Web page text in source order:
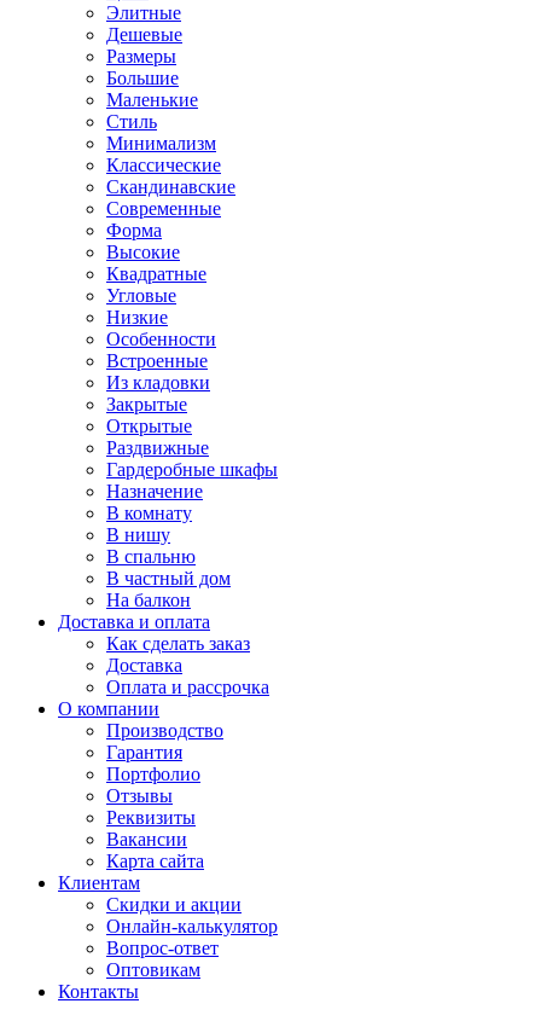
Элитные
Дешевые
Размеры
Большие
Маленькие
Стиль
Минимализм
Классические
Скандинавские
Современные
Форма
Высокие
Квадратные
Угловые
Низкие
Особенности
Встроенные
Из кладовки
Закрытые
Открытые
Раздвижные
Гардеробные шкафы
Назначение
В комнату
В нишу
В спальню
В частный дом
На балкон
Доставка и оплата
Как сделать заказ
Доставка
Оплата и рассрочка
О компании
Производство
Гарантия
Портфолио
Отзывы
Реквизиты
Вакансии
Карта сайта
Клиентам
Скидки и акции
Онлайн-калькулятор
Вопрос-ответ
Оптовикам
Контакты